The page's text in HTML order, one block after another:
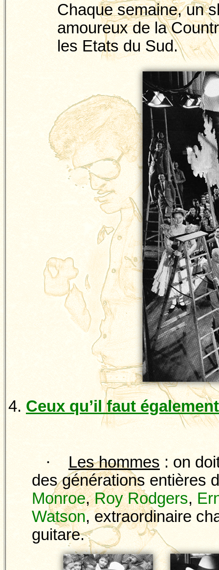
Chaque semaine, un
amoureux de la
les Etats du Sud.
4. Ceux qu’il faut
· Les hommes : on
des générations entières
Monroe,Roy Rodgers,
Watson, extraordinaire
guitare.